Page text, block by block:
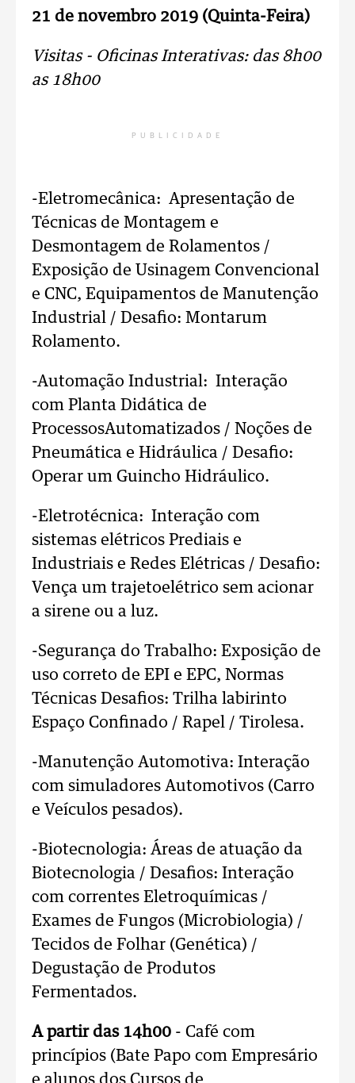
21 de novembro 2019 (Quinta-Feira)
Visitas - Oficinas Interativas: das 8h00
as 18h00
PUBLICIDADE
-Eletromecânica: Apresentação de
Técnicas de Montagem e
Desmontagem de Rolamentos /
Exposição de Usinagem Convencional
e CNC, Equipamentos de Manutenção
Industrial / Desafio: Montarum
Rolamento.
-Automação Industrial: Interação
com Planta Didática de
ProcessosAutomatizados / Noções de
Pneumática e Hidráulica / Desafio:
Operar um Guincho Hidráulico.
-Eletrotécnica: Interação com
sistemas elétricos Prediais e
Industriais e Redes Elétricas / Desafio:
Vença um trajetoelétrico sem acionar
a sirene ou a luz.
-Segurança do Trabalho: Exposição de
uso correto de EPI e EPC, Normas
Técnicas Desafios: Trilha labirinto
Espaço Confinado / Rapel / Tirolesa.
-Manutenção Automotiva: Interação
com simuladores Automotivos (Carro
e Veículos pesados).
-Biotecnologia: Áreas de atuação da
Biotecnologia / Desafios: Interação
com correntes Eletroquímicas /
Exames de Fungos (Microbiologia) /
Tecidos de Folhar (Genética) /
Degustação de Produtos
Fermentados.
A partir das 14h00 - Café com
princípios (Bate Papo com Empresário
e alunos dos Cursos de